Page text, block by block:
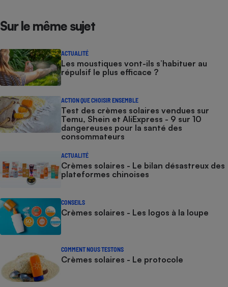
Sur le même sujet
ACTUALITÉ
Les moustiques vont-ils s’habituer au
répulsif le plus efficace ?
ACTION QUE CHOISIR ENSEMBLE
Test des crèmes solaires vendues sur
Temu, Shein et AliExpress - 9 sur 10
dangereuses pour la santé des
consommateurs
ACTUALITÉ
Crèmes solaires - Le bilan désastreux des
plateformes chinoises
CONSEILS
Crèmes solaires - Les logos à la loupe
COMMENT NOUS TESTONS
Crèmes solaires - Le protocole